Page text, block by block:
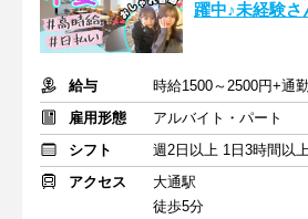
躍中♪未経験さ
給与
時給1500～2500円+通
雇用形態
アルバイト・パート
シフト
週2日以上 1日3時間以
アクセス
大通駅
徒歩5分